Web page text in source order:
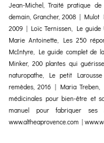
Jean-Michel, Traité pratique
demain, Grancher, 2008 | Mulot
2009 | Loïc Ternissen, Le
Marie Antoinette, Les 250
McIntyre, Le guide complet de
Minker, 200 plantes qui
naturopathe, Le petit
remèdes, 2016 | Maria
médicinales pour bien-être et
manuel pour fabriquer ses
www.altheaprovence.com |